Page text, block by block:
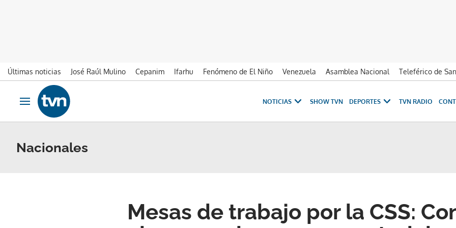
Últimas noticias José Raúl Mulino Cepanim Ifarhu Fenómeno de El Niño Venezuela Asamblea Nacional Teleférico de
Ir al contenido
Obrir navegació
NOTICIAS SHOW TVN DEPORTES TVN RADIO
Nacionales
Mesas de trabajo por la CSS: